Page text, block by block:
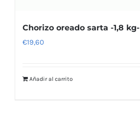
Chorizo oreado sarta -1,8 kg-
€19,60
Añadir al carrito